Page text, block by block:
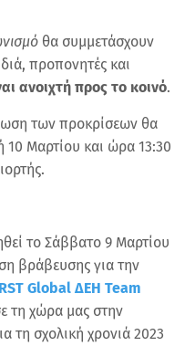
θα συμμετάσχουν
προπονητές και
ανοιχτή προς το κοινό.
των προκρίσεων θα
10 Μαρτίου και ώρα 13:30
το Σάββατο 9 Μαρτίου
βράβευσης για την
Global ΔΕΗ Team
τη χώρα μας στην
τη σχολική χρονιά 2023